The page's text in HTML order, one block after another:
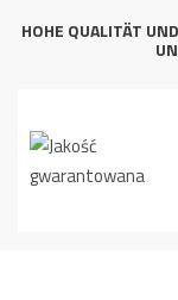
HOHE QUALITÄT